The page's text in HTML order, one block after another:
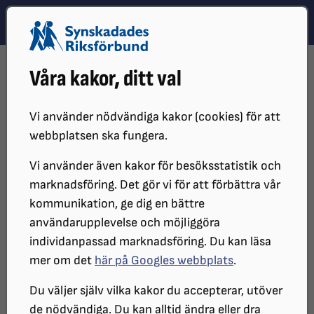
Våra kakor, ditt val
Vi använder nödvändiga kakor (cookies) för att
webbplatsen ska fungera.
Vi använder även kakor för besöksstatistik och
marknadsföring. Det gör vi för att förbättra vår
kommunikation, ge dig en bättre
användarupplevelse och möjliggöra
individanpassad marknadsföring. Du kan läsa
mer om det här på Googles webbplats.
Du väljer själv vilka kakor du accepterar, utöver
de nödvändiga. Du kan alltid ändra eller dra
Hoppa till innehåll
Hoppa till hitta snabbt
DISTRIKT
SRF SKÅNE
STIFTELSE OCH FONDER I SKÅNE
BESKED OM BIDRAG HAR
BEVILJATS
Ansökningar för privatpersoner behandlas på
styrelsemöte fyra gånger per år; i februari, maj,
september och november. Ansökningar för ideella
och november.